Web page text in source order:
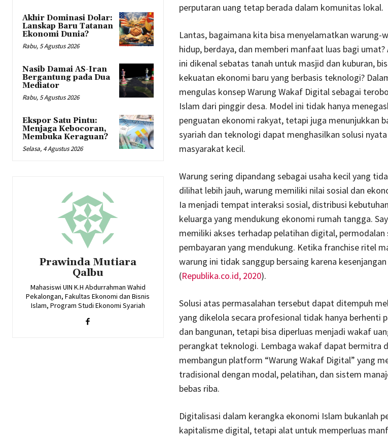
Akhir Dominasi Dolar:
Lanskap Baru Tatanan
Ekonomi Dunia?
Rabu, 5 Agustus 2026
Nasib Damai AS-Iran
Bergantung pada Dua
Mediator
Rabu, 5 Agustus 2026
Ekspor Satu Pintu:
Menjaga Kebocoran,
Membuka Keraguan?
Selasa, 4 Agustus 2026
Prawinda Mutiara
Qalbu
Mahasiswi UIN K.H Abdurrahman Wahid
Pekalongan, Fakultas Ekonomi dan Bisnis
Islam, Program Studi Ekonomi Syariah
perputaran uang tetap berada dalam komunitas lokal.
Lantas, bagaimana kita bisa menyelamatkan warung-
hidup, berdaya, dan memberi manfaat luas bagi
ini dikenal sebatas tanah untuk masjid dan kuburan,
kekuatan ekonomi baru yang berbasis teknologi?
mengulas konsep Warung Wakaf Digital sebagai
Islam dari pinggir desa. Model ini tidak hanya
penguatan ekonomi rakyat, tetapi juga menunjukkan
syariah dan teknologi dapat menghasilkan solusi
masyarakat kecil.
Warung sering dipandang sebagai usaha kecil yang
dilihat lebih jauh, warung memiliki nilai sosial dan
Ia menjadi tempat interaksi sosial, distribusi
keluarga yang mendukung ekonomi rumah tangga.
memiliki akses terhadap pelatihan digital,
pembayaran yang mendukung. Ketika franchise ritel
warung ini tidak sanggup bersaing karena
(Republika.co.id, 2020).
Solusi atas permasalahan tersebut dapat ditempuh
yang dikelola secara profesional tidak hanya berhenti
dan bangunan, tetapi bisa diperluas menjadi wakaf
perangkat teknologi. Lembaga wakaf dapat bermitra
membangun platform “Warung Wakaf Digital” yang
tradisional dengan modal, pelatihan, dan sistem
bebas riba.
Digitalisasi dalam kerangka ekonomi Islam bukanlah
kapitalisme digital, tetapi alat untuk memperluas